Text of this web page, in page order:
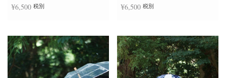
¥6,500 税別 ¥6,500 税別